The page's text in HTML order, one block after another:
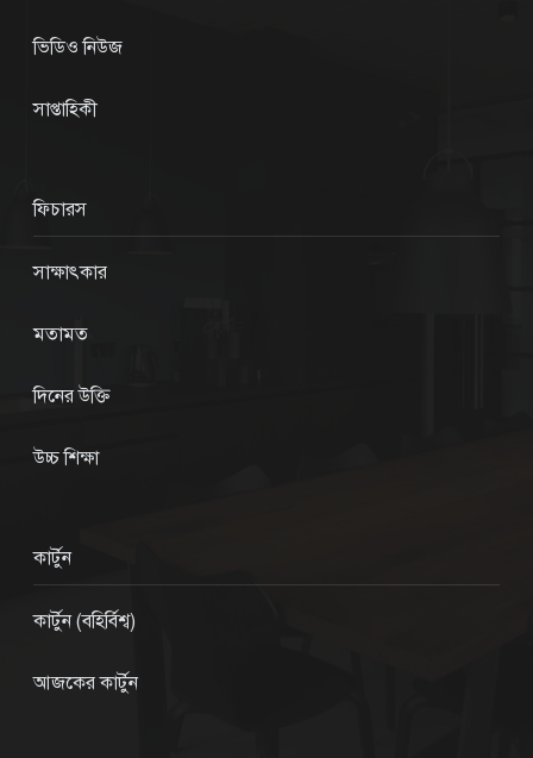
ভিডিও নিউজ
সাপ্তাহিকী
ফিচারস
সাক্ষাৎকার
মতামত
দিনের উক্তি
উচ্চ শিক্ষা
কার্টুন
কার্টুন (বহির্বিশ্ব)
আজকের কার্টুন